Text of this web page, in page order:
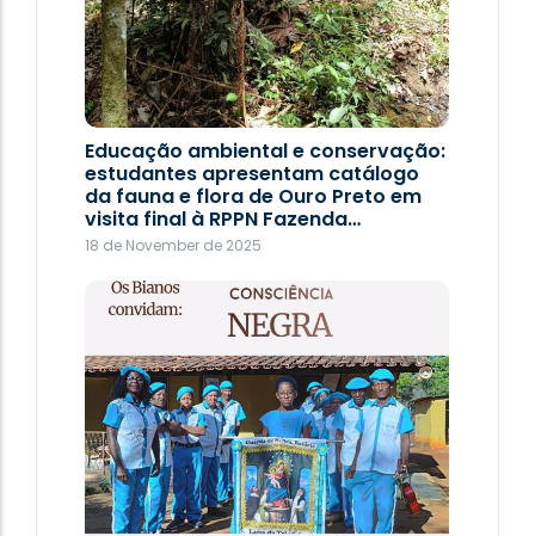
Educação ambiental e conservação:
estudantes apresentam catálogo
da fauna e flora de Ouro Preto em
visita final à RPPN Fazenda…
18 de November de 2025
Administração 2025-2029
22 de September de 2025
Imersão Soteropolitana: Bairro Rio
Vermelho
9 de September de 2025